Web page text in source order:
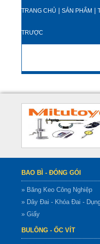
TRANG CHỦ SẢN PHẨM
TRƯỢC
BAO BÌ - ĐÓNG GÓI
» Băng Keo Công Nghiệp
» Dây Đai - Khóa Đai -
» Giấy
BULÔNG - ỐC VÍT